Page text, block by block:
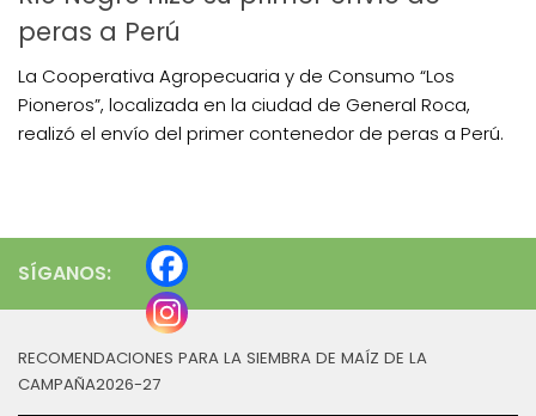
peras a Perú
La Cooperativa Agropecuaria y de Consumo “Los
Pioneros”, localizada en la ciudad de General Roca,
realizó el envío del primer contenedor de peras a Perú.
SÍGANOS:
RECOMENDACIONES PARA LA SIEMBRA DE MAÍZ DE LA
CAMPAÑA2026-27